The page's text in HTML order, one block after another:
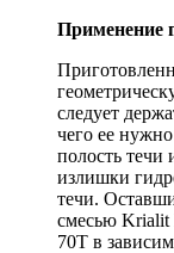
Применение
следует
чего ее
полость течи
излишки
течи.
смесью
70Т в